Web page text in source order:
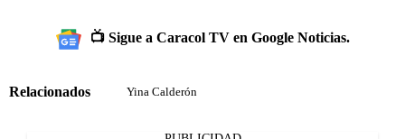
📺 Sigue a Caracol TV en Google Noticias.
Relacionados Yina Calderón